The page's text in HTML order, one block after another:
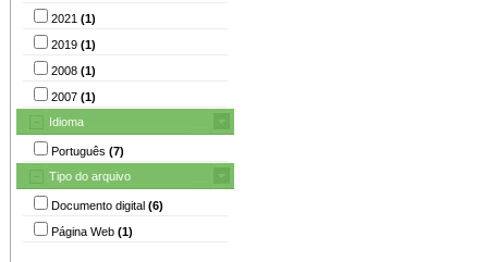
2021 (1)
2019 (1)
2008 (1)
2007 (1)
Idioma
Português (7)
Tipo do arquivo
Documento digital (6)
Página Web (1)